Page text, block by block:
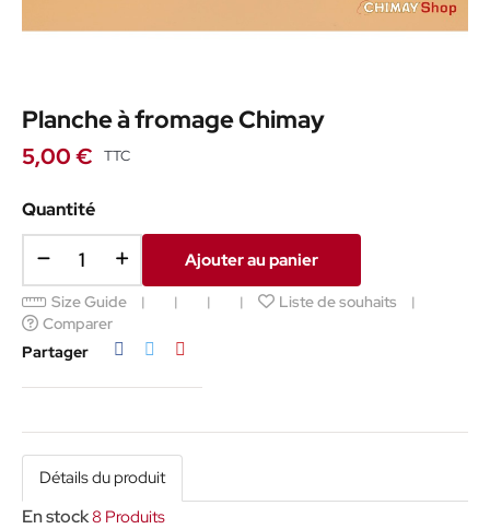
Planche à fromage Chimay
5,00 € TTC
Quantité
Ajouter au panier
Size Guide
Liste de souhaits
Comparer
Partager
Détails du produit
En stock8 Produits